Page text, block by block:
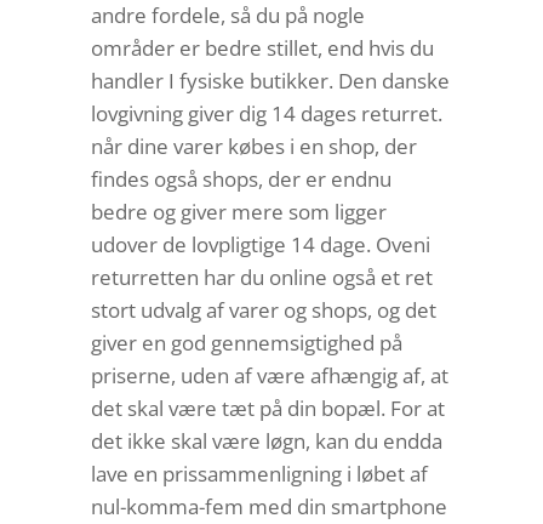
andre fordele, så du på nogle
områder er bedre stillet, end hvis du
handler I fysiske butikker. Den danske
lovgivning giver dig 14 dages returret.
når dine varer købes i en shop, der
findes også shops, der er endnu
bedre og giver mere som ligger
udover de lovpligtige 14 dage. Oveni
returretten har du online også et ret
stort udvalg af varer og shops, og det
giver en god gennemsigtighed på
priserne, uden af være afhængig af, at
det skal være tæt på din bopæl. For at
det ikke skal være løgn, kan du endda
lave en prissammenligning i løbet af
nul-komma-fem med din smartphone